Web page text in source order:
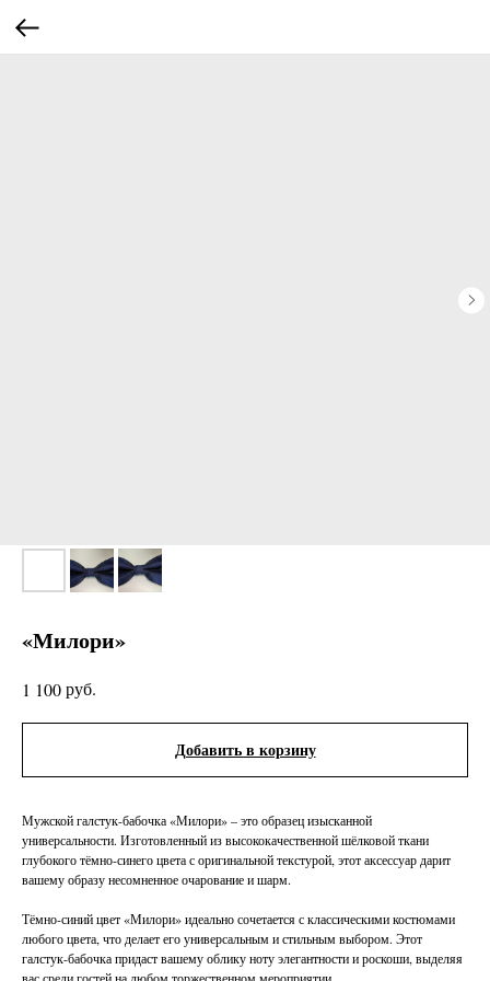
«Милори»
1 100руб.
Добавить в корзину
Мужской галстук-бабочка «Милори» – это образец изысканной
универсальности. Изготовленный из высококачественной шёлковой ткани
глубокого тёмно-синего цвета с оригинальной текстурой, этот аксессуар дарит
вашему образу несомненное очарование и шарм.
Тёмно-синий цвет «Милори» идеально сочетается с классическими костюмами
любого цвета, что делает его универсальным и стильным выбором. Этот
галстук-бабочка придаст вашему облику ноту элегантности и роскоши, выделяя